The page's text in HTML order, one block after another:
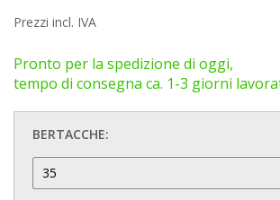
Prezzi incl. IVA
Pronto per la spedizione di oggi,
tempo di consegna ca. 1-3 giorni
BERTACCHE: